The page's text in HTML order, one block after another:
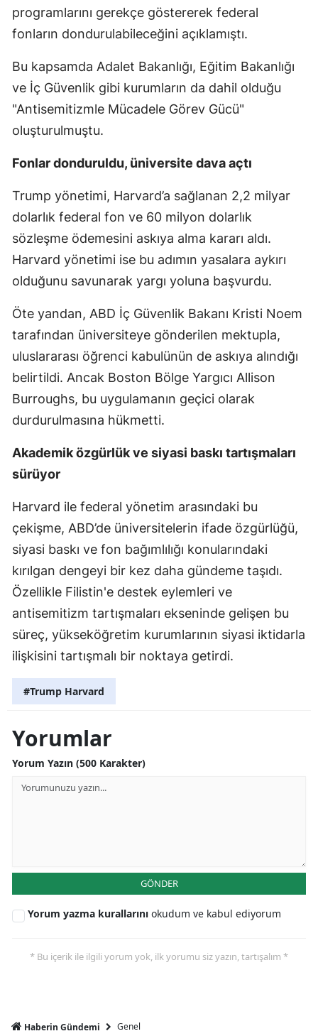
programlarını gerekçe göstererek federal
fonların dondurulabileceğini açıklamıştı.
Bu kapsamda Adalet Bakanlığı, Eğitim Bakanlığı
ve İç Güvenlik gibi kurumların da dahil olduğu
"Antisemitizmle Mücadele Görev Gücü"
oluşturulmuştu.
Fonlar donduruldu, üniversite dava açtı
Trump yönetimi, Harvard’a sağlanan 2,2 milyar
dolarlık federal fon ve 60 milyon dolarlık
sözleşme ödemesini askıya alma kararı aldı.
Harvard yönetimi ise bu adımın yasalara aykırı
olduğunu savunarak yargı yoluna başvurdu.
Öte yandan, ABD İç Güvenlik Bakanı Kristi Noem
tarafından üniversiteye gönderilen mektupla,
uluslararası öğrenci kabulünün de askıya alındığı
belirtildi. Ancak Boston Bölge Yargıcı Allison
Burroughs, bu uygulamanın geçici olarak
durdurulmasına hükmetti.
Akademik özgürlük ve siyasi baskı tartışmaları
sürüyor
Harvard ile federal yönetim arasındaki bu
çekişme, ABD’de üniversitelerin ifade özgürlüğü,
siyasi baskı ve fon bağımlılığı konularındaki
kırılgan dengeyi bir kez daha gündeme taşıdı.
Özellikle Filistin'e destek eylemleri ve
antisemitizm tartışmaları ekseninde gelişen bu
süreç, yükseköğretim kurumlarının siyasi iktidarla
ilişkisini tartışmalı bir noktaya getirdi.
#Trump Harvard
Yorumlar
Yorum Yazın (500 Karakter)
GÖNDER
Yorum yazma kurallarını okudum ve kabul ediyorum
* Bu içerik ile ilgili yorum yok, ilk yorumu siz yazın, tartışalım *
Haberin Gündemi Genel